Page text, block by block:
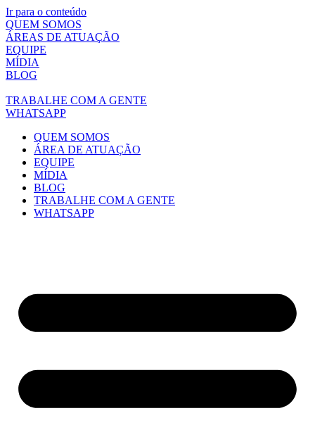
Ir para o conteúdo
QUEM SOMOS
ÁREAS DE ATUAÇÃO
EQUIPE
MÍDIA
BLOG
TRABALHE COM A GENTE
WHATSAPP
QUEM SOMOS
ÁREA DE ATUAÇÃO
EQUIPE
MÍDIA
BLOG
TRABALHE COM A GENTE
WHATSAPP